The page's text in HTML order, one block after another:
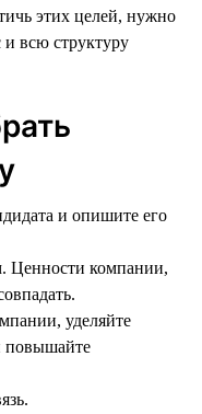
этих целей, нужно
и всю структуру
и опишите его
Ценности компании,
уделяйте
повышайте